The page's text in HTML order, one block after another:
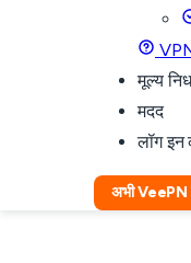
मूल्य
मदद
लॉग इन
अभी VeePN